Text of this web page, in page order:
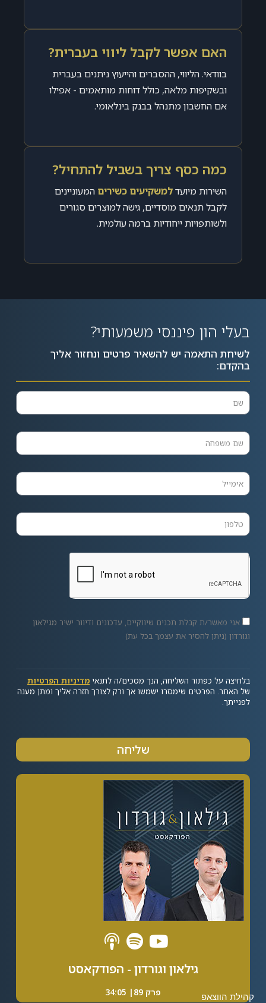
האם אפשר לקבל ליווי בעברית?
בוודאי. הליווי, ההסברים והייעוץ ניתנים בעברית
ובשקיפות מלאה, כולל דוחות מותאמים - אפילו
אם החשבון מתנהל בבנק בינלאומי.
כמה כסף צריך בשביל להתחיל?
השירות מיועדלמשקיעים כשירים המעוניינים
לקבל תנאים מוסדיים, גישה למוצרים סגורים
ולשותפויות ייחודיות ברמה עולמית.
בעלי הון פיננסי משמעותי?
לשיחת התאמה יש להשאיר פרטים ונחזור אליך
בהקדם:
אני מאשר/ת קבלת תכנים שיווקיים, עדכונים ודיוור ישיר מגילאון
וגורדון (ניתן להסיר את עצמך בכל עת)
בלחיצה על כפתור השליחה, הנך מסכים/ה לתנאי מדיניות הפרטיות
של האתר. הפרטים שימסרו ישמשו אך ורק לצורך חזרה אליך ומתן מענה
לפנייתך.
שליחה
גילאון וגורדון - הפודקאסט
פרק 89| 34:05